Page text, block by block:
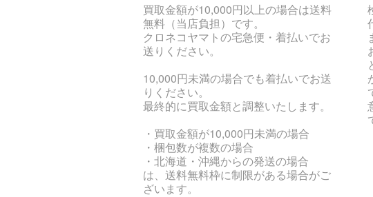
買取金額が10,000円以上の場合は送料
無料（当店負担）です。
クロネコヤマトの宅急便・着払いでお
送りください。
10,000円未満の場合でも着払いでお送
りください。
最終的に買取金額と調整いたします。
・買取金額が10,000円未満の場合
・梱包数が複数の場合
・北海道・沖縄からの発送の場合
は、送料無料枠に制限がある場合がご
ざいます。